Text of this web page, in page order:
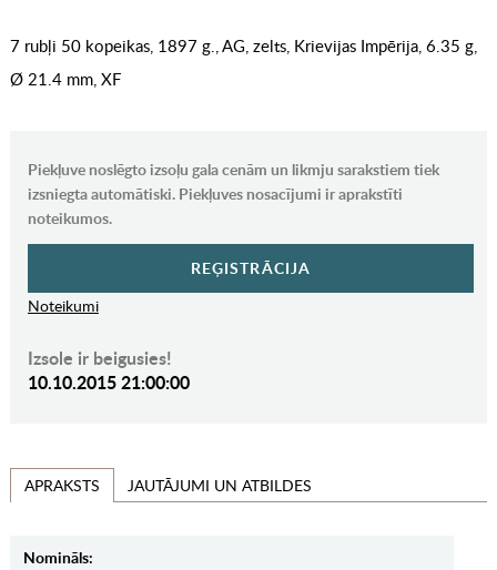
7 rubļi 50 kopeikas, 1897 g., AG, zelts, Krievijas Impērija, 6.35 g,
Ø 21.4 mm, XF
Piekļuve noslēgto izsoļu gala cenām un likmju sarakstiem tiek
izsniegta automātiski. Piekļuves nosacījumi ir aprakstīti
noteikumos.
REĢISTRĀCIJA
Noteikumi
Izsole ir beigusies!
10.10.2015 21:00:00
APRAKSTS JAUTĀJUMI UN ATBILDES
Nomināls: